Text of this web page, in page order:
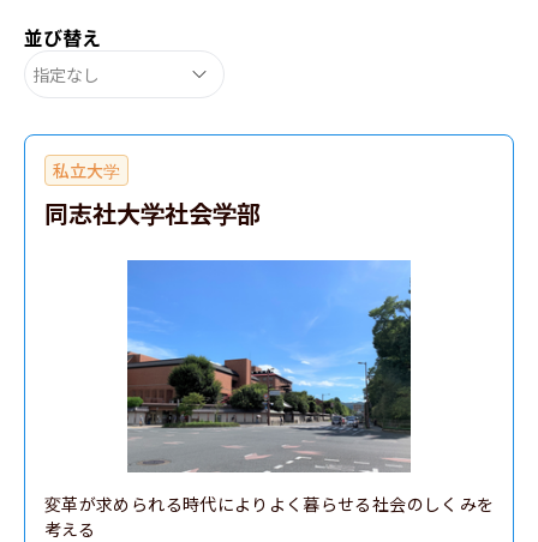
並び替え
指定なし
私立大学
同志社大学社会学部
変革が求められる時代によりよく暮らせる社会のしくみを
考える